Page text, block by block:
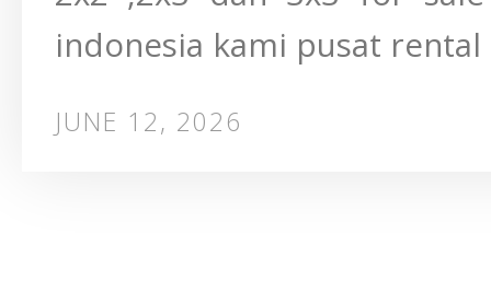
indonesia kami pusat
JUNE 12, 2026